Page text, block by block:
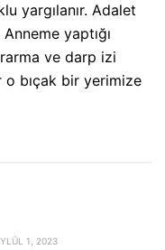
yargılanır. Adalet
yaptığı
ve darp izi
o bıçak bir yerimize
1, 2023